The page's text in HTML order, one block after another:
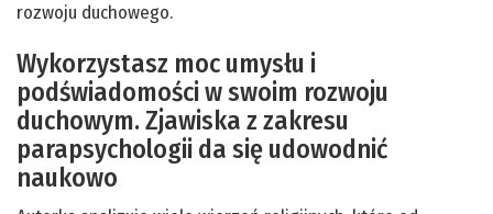
rozwoju duchowego.
Wykorzystasz moc umysłu i
podświadomości w swoim rozwoju
duchowym. Zjawiska z zakresu
parapsychologii da się udowodnić
naukowo